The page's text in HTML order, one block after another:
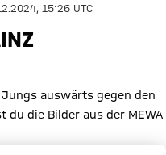
15:26 UTC
auswärts gegen den
du die Bilder aus der MEWA